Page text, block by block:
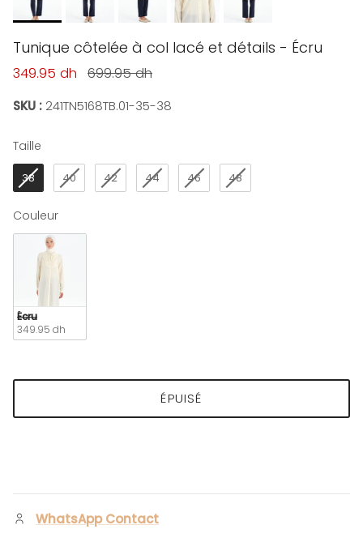
Tunique côtelée à col lacé et détails - Écru
Prix soldé
349.95 dh Prix habituel
699.95 dh
SKU : 241TN5168TB.01-35-38
Taille
38 40 42 44 46 48
CouleurCouleur
Écru
349.95 dh
ÉPUISÉ
WhatsApp Contact